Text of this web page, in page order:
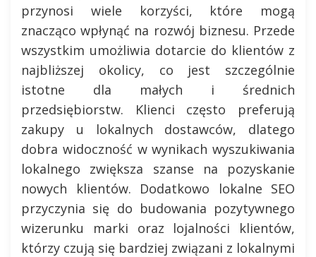
przynosi wiele korzyści, które mogą
znacząco wpłynąć na rozwój biznesu. Przede
wszystkim umożliwia dotarcie do klientów z
najbliższej okolicy, co jest szczególnie
istotne dla małych i średnich
przedsiębiorstw. Klienci często preferują
zakupy u lokalnych dostawców, dlatego
dobra widoczność w wynikach wyszukiwania
lokalnego zwiększa szanse na pozyskanie
nowych klientów. Dodatkowo lokalne SEO
przyczynia się do budowania pozytywnego
wizerunku marki oraz lojalności klientów,
którzy czują się bardziej związani z lokalnymi